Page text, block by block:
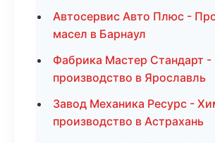
Автосервис Авто Плюс -
масел в Барнаул
Фабрика Мастер Стандарт
производство в Ярославль
Завод Механика Ресурс -
производство в Астрахань